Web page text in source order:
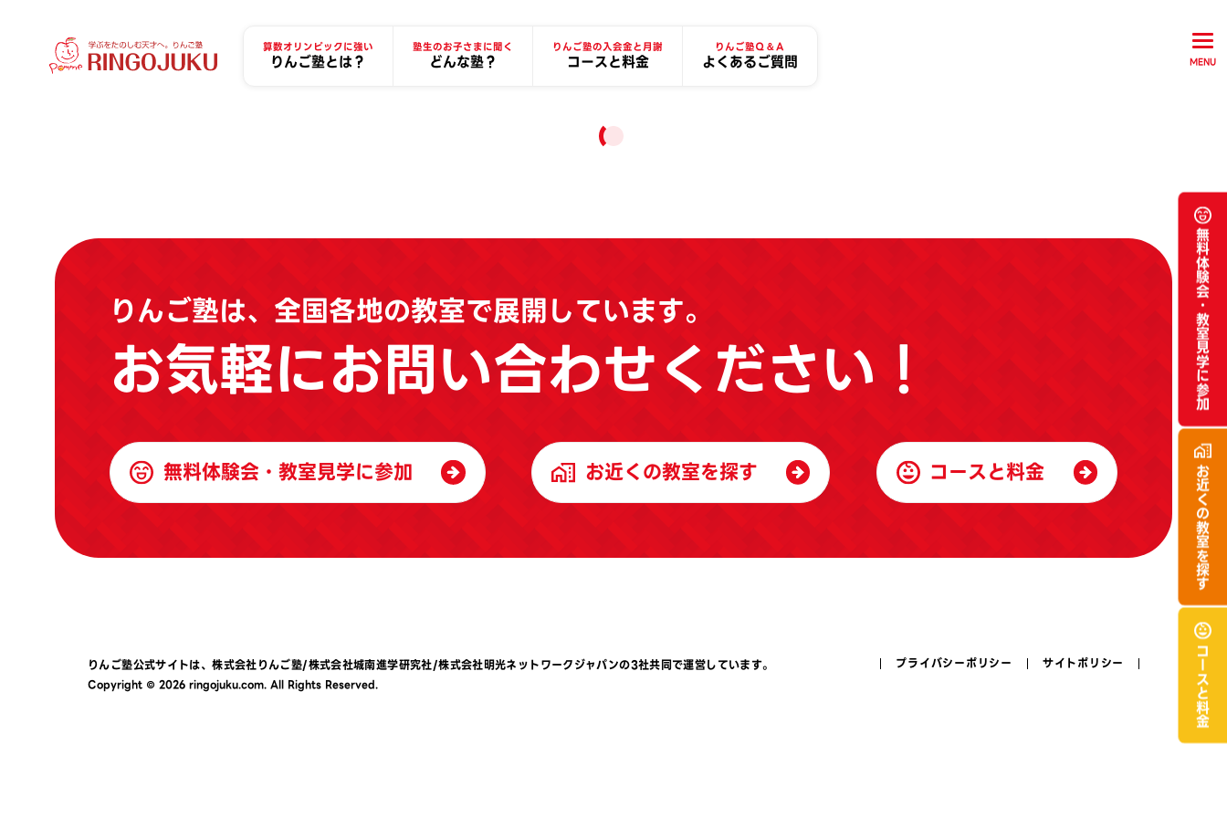
算数オリンピックに強い
りんご塾とは？
塾生のお子さまに聞く
どんな塾？
りんご塾の入会金と月謝
コースと料金
りんご塾Ｑ＆Ａ
よくあるご質問 MENU
無料体験会・
教室見学に参加
お近くの
教室を探す
コースと
料金
りんご塾は、全国各地の教室で展開しています。
お気軽にお問い合わせください！
無料体験会・教室見学に参加 お近くの教室を探す コースと料金
プライバシーポリシー サイトポリシー
りんご塾公式サイトは、株式会社りんご塾/株式会社城南進学研究社/株式会社明光ネットワークジャパンの3社共同で運営しています。
Copyright © 2026 ringojuku.com. All Rights Reserved.